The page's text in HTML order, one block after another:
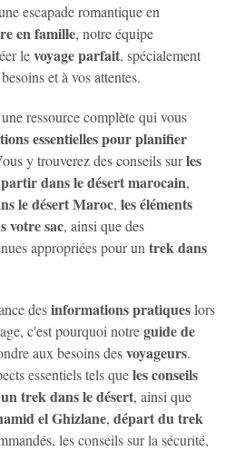
escapade romantique en
en famille, notre équipe
levoyage parfait, spécialement
et à vos attentes.
ressource complète qui vous
essentielles pour planifier
y trouverez des conseils surles
dans le désert marocain,
le désert Maroc, les éléments
votre sac, ainsi que des
appropriées pour un trek dans
desinformations pratiqueslors
c'est pourquoi notreguide de
aux besoins desvoyageurs.
essentiels tels queles conseils
trek dans le désert, ainsi que
el Ghizlane, départ du trek
les conseils sur la sécurité,